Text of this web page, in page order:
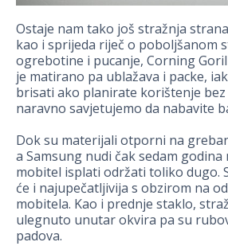
Ostaje nam tako još stražnja
kao i sprijeda riječ o poboljšanom
ogrebotine i pucanje, Corning
je matirano pa ublažava i packe,
brisati ako planirate korištenje bez
naravno savjetujemo da nabavite
Dok su materijali otporni na
a Samsung nudi čak sedam
mobitel isplati održati toliko dugo.
će i najupečatljivija s obzirom na
mobitela. Kao i prednje staklo,
ulegnuto unutar okvira pa su
padova.